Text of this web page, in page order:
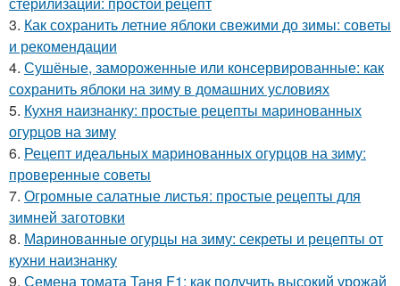
3. Как сохранить летние яблоки свежими до зимы: советы
и рекомендации
4. Сушёные, замороженные или консервированные: как
сохранить яблоки на зиму в домашних условиях
5. Кухня наизнанку: простые рецепты маринованных
огурцов на зиму
6. Рецепт идеальных маринованных огурцов на зиму:
проверенные советы
7. Огромные салатные листья: простые рецепты для
зимней заготовки
8. Маринованные огурцы на зиму: секреты и рецепты от
кухни наизнанку
9. Семена томата Таня F1: как получить высокий урожай